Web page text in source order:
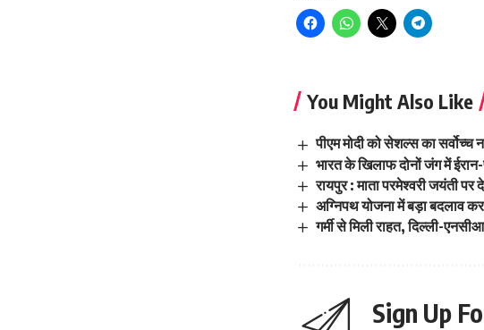
You Might Also Like
पीएम मोदी को सेशल्स का सर्वोच्च
भारत के खिलाफ दोनों जंग में
रायपुर : माता परमेश्वरी जयंती
अग्निपथ योजना में बड़ा बदलाव
गर्मी से मिली राहत, दिल्ली-
Sign Up